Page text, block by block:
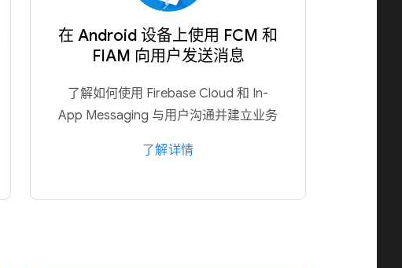
在 Android 设备上使用 FCM 和
FIAM 向用户发送消息
了解如何使用 Firebase Cloud 和 In-
App Messaging 与用户沟通并建立业务
了解详情